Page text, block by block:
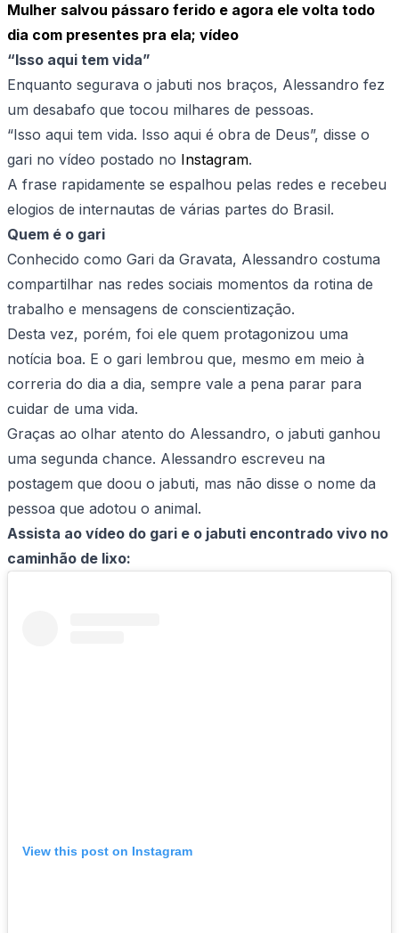
Mulher salvou pássaro ferido e agora ele volta todo
dia com presentes pra ela; vídeo
“Isso aqui tem vida”
Enquanto segurava o jabuti nos braços, Alessandro fez
um desabafo que tocou milhares de pessoas.
“Isso aqui tem vida. Isso aqui é obra de Deus”, disse o
gari no vídeo postado no Instagram.
A frase rapidamente se espalhou pelas redes e recebeu
elogios de internautas de várias partes do Brasil.
Quem é o gari
Conhecido como Gari da Gravata, Alessandro costuma
compartilhar nas redes sociais momentos da rotina de
trabalho e mensagens de conscientização.
Desta vez, porém, foi ele quem protagonizou uma
notícia boa. E o gari lembrou que, mesmo em meio à
correria do dia a dia, sempre vale a pena parar para
cuidar de uma vida.
Graças ao olhar atento do Alessandro, o jabuti ganhou
uma segunda chance. Alessandro escreveu na
postagem que doou o jabuti, mas não disse o nome da
pessoa que adotou o animal.
Assista ao vídeo do gari e o jabuti encontrado vivo no
caminhão de lixo:
View this post on Instagram